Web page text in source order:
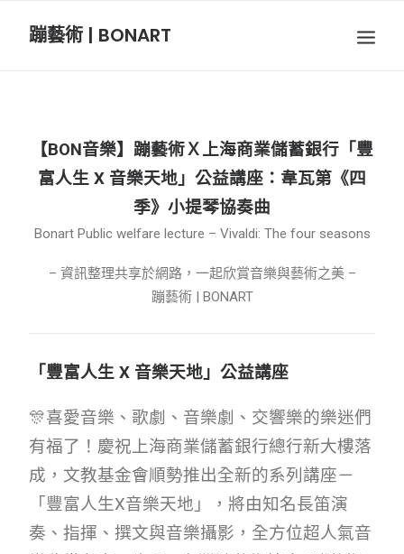
蹦藝術 | BONART
BON攝影
BON插畫
會員專區
SEARCH
【BON音樂】蹦藝術Ｘ上海商業儲蓄銀行「豐
富人生 X 音樂天地」公益講座：韋瓦第《四
季》小提琴協奏曲
Bonart Public welfare lecture – Vivaldi: The four seasons
– 資訊整理共享於網路，一起欣賞音樂與藝術之美 –
蹦藝術 | BONART
「豐富人生 X 音樂天地」公益講座
🎊喜愛音樂、歌劇、音樂劇、交響樂的樂迷們
有福了！慶祝上海商業儲蓄銀行總行新大樓落
成，文教基金會順勢推出全新的系列講座－
「豐富人生X音樂天地」，將由知名長笛演
奏、指揮、撰文與音樂攝影，全方位超人氣音